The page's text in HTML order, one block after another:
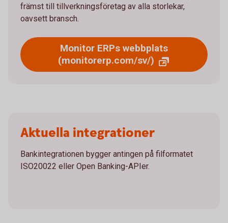
främst till tillverkningsföretag av alla storlekar,
oavsett bransch.
Monitor ERPs webbplats
(monitorerp.com/sv/)
Aktuella integrationer
Bankintegrationen bygger antingen på filformatet
ISO20022 eller Open Banking-APIer.